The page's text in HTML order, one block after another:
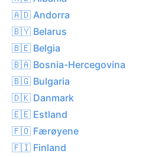
🇦🇩 Andorra
🇧🇾 Belarus
🇧🇪 Belgia
🇧🇦 Bosnia-Hercegovina
🇧🇬 Bulgaria
🇩🇰 Danmark
🇪🇪 Estland
🇫🇴 Færøyene
🇫🇮 Finland